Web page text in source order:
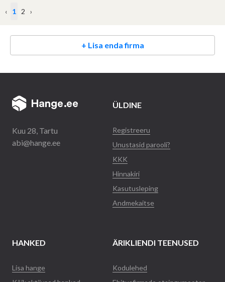
‹ 1 2 ›
+ Lisa enda firma
Kuu 28, Tartu
abi@hange.ee
ÜLDINE
Registreeru
Unustasid parooli?
KKK
Hinnakiri
Kasutusleping
Andmekaitse
HANKED
Lisa hange
ÄRIKLIENDI TEENUSED
Kodulehed